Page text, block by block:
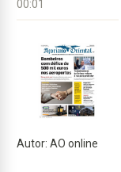
00:01
Autor: AO online